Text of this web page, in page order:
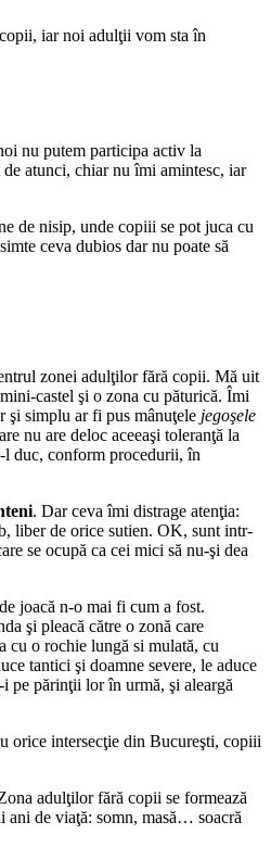
iar noi adulţii vom sta în
nu putem participa activ la
atunci, chiar nu îmi amintesc, iar
de nisip, unde copiii se pot juca cu
ceva dubios dar nu poate să
zonei adulţilor fără copii. Mă uit
castel şi o zona cu păturică. Îmi
şi simplu ar fi pus mânuţele jegoşele
nu are deloc aceeaşi toleranţă la
l duc, conform procedurii, în
. Dar ceva îmi distrage atenţia:
liber de orice sutien. OK, sunt intr-
se ocupă ca cei mici să nu-şi dea
joacă n-o mai fi cum a fost.
şi pleacă către o zonă care
cu o rochie lungă si mulată, cu
tantici şi doamne severe, le aduce
pe părinţii lor în urmă, şi aleargă
orice intersecţie din Bucureşti, copiii
adulţilor fără copii se formează
ani de viaţă: somn, masă… soacră